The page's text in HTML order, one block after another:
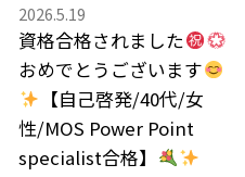
2026.5.19
資格合格されました
おめでとうございます
【自己啓発/40代/女
性/MOS Power Point
specialist合格】